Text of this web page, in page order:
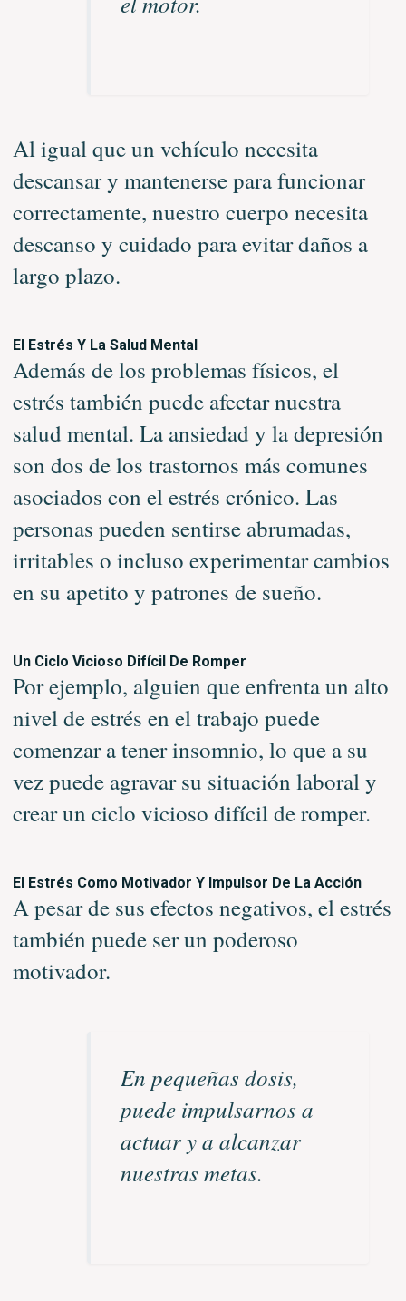
Al igual que un vehículo necesita
descansar y mantenerse para funcionar
correctamente, nuestro cuerpo necesita
descanso y cuidado para evitar daños a
largo plazo.
El Estrés Y La Salud Mental
Además de los problemas físicos, el
estrés también puede afectar nuestra
salud mental. La ansiedad y la depresión
son dos de los trastornos más comunes
asociados con el estrés crónico. Las
personas pueden sentirse abrumadas,
irritables o incluso experimentar cambios
en su apetito y patrones de sueño.
Un Ciclo Vicioso Difícil De Romper
Por ejemplo, alguien que enfrenta un alto
nivel de estrés en el trabajo puede
comenzar a tener insomnio, lo que a su
vez puede agravar su situación laboral y
crear un ciclo vicioso difícil de romper.
El Estrés Como Motivador Y Impulsor De La Acción
A pesar de sus efectos negativos, el estrés
también puede ser un poderoso
motivador.
En pequeñas dosis,
puede impulsarnos a
actuar y a alcanzar
nuestras metas.